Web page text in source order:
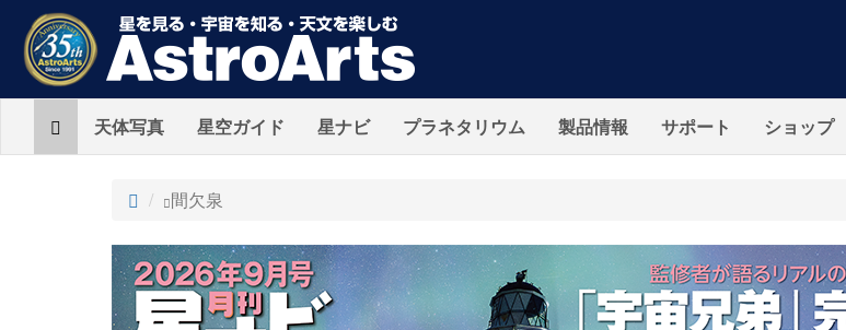
Home天体写真 星空ガイド 星ナビ プラネタリウム 製品情報 サポート ショップ
ト
プ
間欠泉